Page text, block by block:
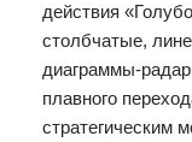
действия
столбчатые,
диаграммы-
плавного
стратегическим